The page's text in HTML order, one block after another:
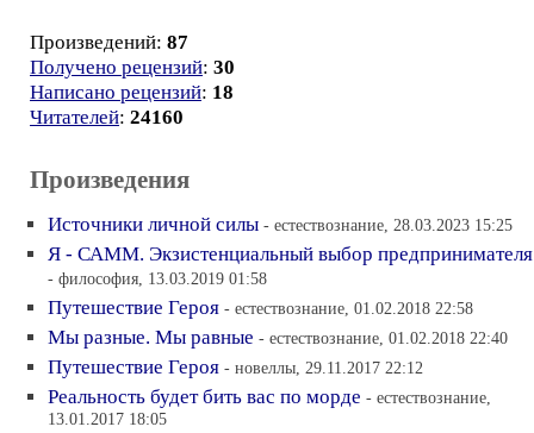
Произведений: 87
Получено рецензий: 30
Написано рецензий: 18
Читателей: 24160
Произведения
Источники личной силы - естествознание, 28.03.2023 15:25
Я - САММ. Экзистенциальный выбор предпринимателя
- философия, 13.03.2019 01:58
Путешествие Героя - естествознание, 01.02.2018 22:58
Мы разные. Мы равные - естествознание, 01.02.2018 22:40
Путешествие Героя - новеллы, 29.11.2017 22:12
Реальность будет бить вас по морде - естествознание,
13.01.2017 18:05